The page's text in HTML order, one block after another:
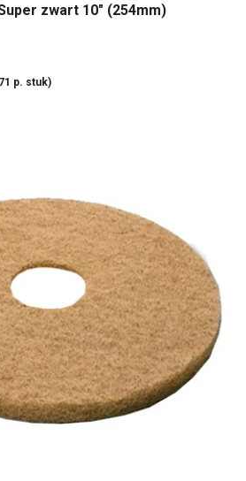
zwart 10" (254mm)
p. stuk)